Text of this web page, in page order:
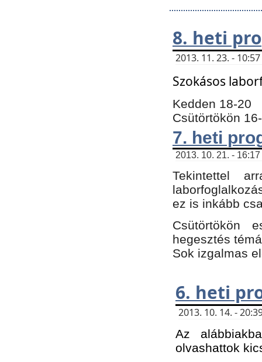
8. heti
2013. 11. 23. -
Szokásos
Kedden 18-20
Csütörtökön
7. heti
2013. 10. 21. -
Tekintettel
ez is inkább
Csütörtökön
hegesztés
Sok izgalmas
6. heti
2013. 10. 14. -
Az
olvashattok